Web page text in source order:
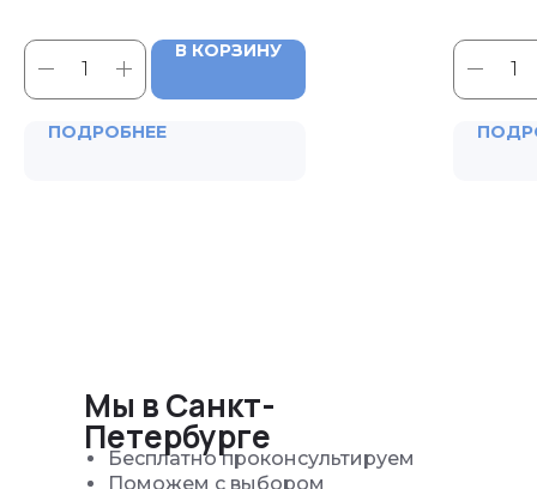
В КОРЗИНУ
ПОДРОБНЕЕ
Бесплатно проконсультируем
Поможем с выбором
Мы в Санкт-
Петербурге